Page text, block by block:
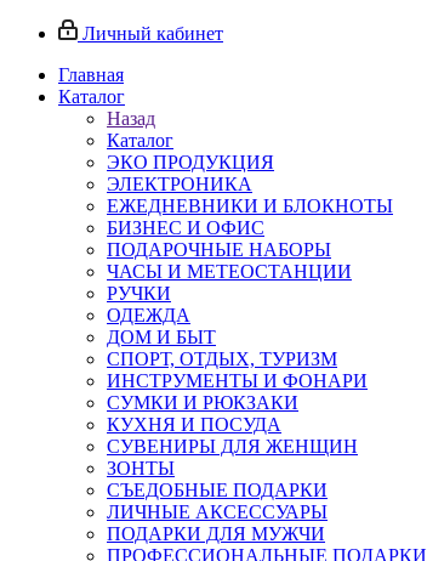
Личный кабинет
Главная
Каталог
Назад
Каталог
ЭКО ПРОДУКЦИЯ
ЭЛЕКТРОНИКА
ЕЖЕДНЕВНИКИ И БЛОКНОТЫ
БИЗНЕС И ОФИС
ПОДАРОЧНЫЕ НАБОРЫ
ЧАСЫ И МЕТЕОСТАНЦИИ
РУЧКИ
ОДЕЖДА
ДОМ И БЫТ
СПОРТ, ОТДЫХ, ТУРИЗМ
ИНСТРУМЕНТЫ И ФОНАРИ
СУМКИ И РЮКЗАКИ
КУХНЯ И ПОСУДА
СУВЕНИРЫ ДЛЯ ЖЕНЩИН
ЗОНТЫ
СЪЕДОБНЫЕ ПОДАРКИ
ЛИЧНЫЕ АКСЕССУАРЫ
ПОДАРКИ ДЛЯ МУЖЧИ
ПРОФЕССИОНАЛЬНЫЕ ПОДАРКИ